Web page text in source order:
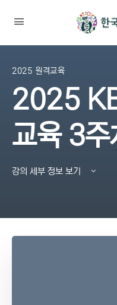
2025 원격교육
2025
교육 3주
강의 세부 정보 보기